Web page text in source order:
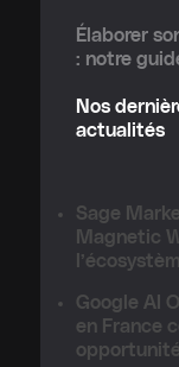
Élaborer
: notre
Nos
actualités
Sage
Magnetic
Google AI
en France